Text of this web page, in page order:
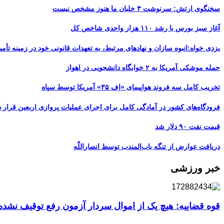
سخنگوی ارتش: سرنوشت ۳ خلبان ما هنوز مشخص نیست
آغاز سبز بورس با رشد ۱۱۰ هزار واحدی شاخص کل
یزدی خواه:انبوه سازان و نهادهای مرتبط، به تعهدات قانونی خود در زمینه
حمله موشکی آمریکا به ۲ خوابگاه دانشجویی در اهواز
تخریب کامل سه فروند هواپیمای «اِف ۳۵» آمریکا توسط سپاه
فرودگاه‌های کشور در آمادگی کامل برای اجرای عملیات پروازی اربعین قرار
قیمت نفت ۹۰ دلار شد
دریافت عوارض از تنگه باب‌المندب توسط انصاراللّه
خبر ورزشی
قوه قضاییه: هیچ یک از اموال سردار آزمون رفع توقیف